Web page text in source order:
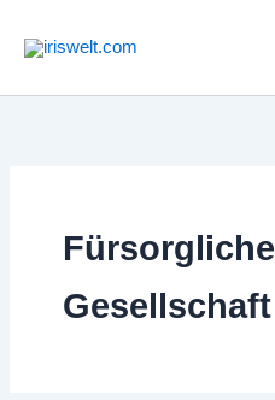
Inhalt
Fürsorgliche
Gesellschaft